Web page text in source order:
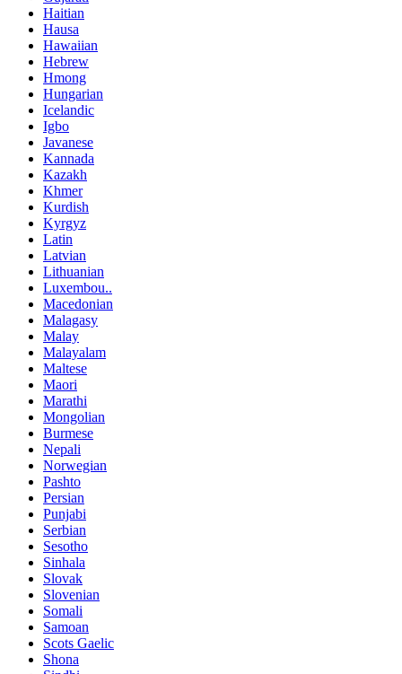
Haitian
Hausa
Hawaiian
Hebrew
Hmong
Hungarian
Icelandic
Igbo
Javanese
Kannada
Kazakh
Khmer
Kurdish
Kyrgyz
Latin
Latvian
Lithuanian
Luxembou..
Macedonian
Malagasy
Malay
Malayalam
Maltese
Maori
Marathi
Mongolian
Burmese
Nepali
Norwegian
Pashto
Persian
Punjabi
Serbian
Sesotho
Sinhala
Slovak
Slovenian
Somali
Samoan
Scots Gaelic
Shona